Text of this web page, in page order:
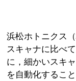
浜松ホトニクス
スキャナに比べ
に，細かいスキ
を自動化するこ